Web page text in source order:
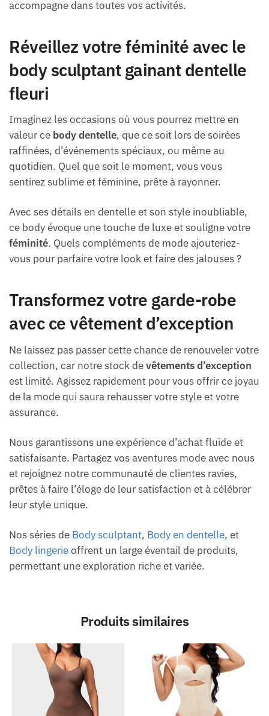
accompagne dans toutes vos activités.
Réveillez votre féminité avec le
body sculptant gainant dentelle
fleuri
Imaginez les occasions où vous pourrez mettre en
valeur ce body dentelle, que ce soit lors de soirées
raffinées, d’événements spéciaux, ou même au
quotidien. Quel que soit le moment, vous vous
sentirez sublime et féminine, prête à rayonner.
Avec ses détails en dentelle et son style inoubliable,
ce body évoque une touche de luxe et souligne votre
féminité. Quels compléments de mode ajouteriez-
vous pour parfaire votre look et faire des jalouses ?
Transformez votre garde-robe
avec ce vêtement d’exception
Ne laissez pas passer cette chance de renouveler votre
collection, car notre stock devêtements d’exception
est limité. Agissez rapidement pour vous offrir ce joyau
de la mode qui saura rehausser votre style et votre
assurance.
Nous garantissons une expérience d’achat fluide et
satisfaisante. Partagez vos aventures mode avec nous
et rejoignez notre communauté de clientes ravies,
prêtes à faire l’éloge de leur satisfaction et à célébrer
leur style unique.
Nos séries de Body sculptant, Body en dentelle, et
Body lingerieoffrent un large éventail de produits,
permettant une exploration riche et variée.
Produits similaires